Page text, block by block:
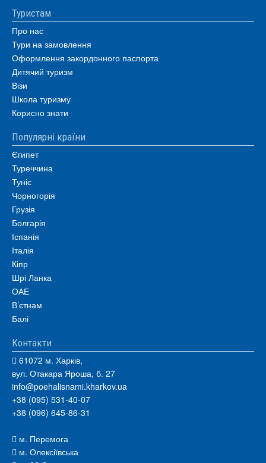
Туристам
Про нас
Тури на замовлення
Оформлення закордонного паспорта
Дитячий туризм
Візи
Школа туризму
Корисно знати
Популярні країни
Єгипет
Туреччина
Туніс
Чорногорія
Грузія
Болгарія
Іспанія
Італія
Кіпр
Шрі Ланка
ОАЕ
В’єтнам
Балі
Контакти
61072 м. Харків,
вул. Отакара Яроша, б. 27
info@poehalisnami.kharkov.ua
+38 (095) 531-40-07
+38 (096) 645-86-31
м. Перемога
м. Олексіївська